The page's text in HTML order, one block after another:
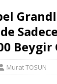
Murat TOSUN